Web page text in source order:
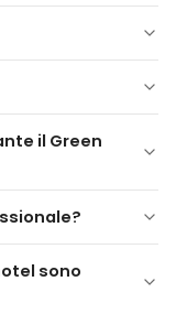
il Green
sono